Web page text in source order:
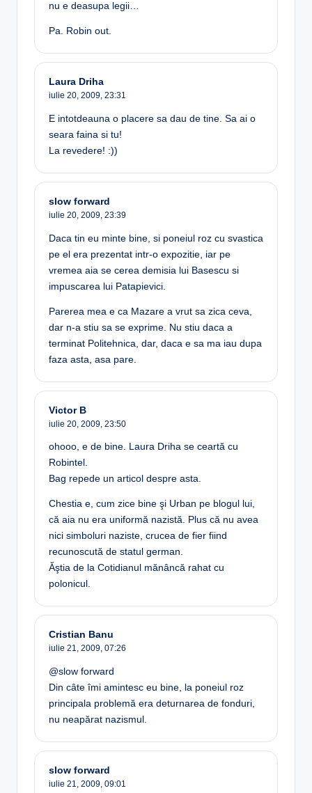
nu e deasupa legii…
Pa. Robin out.
Laura Driha
iulie 20, 2009, 23:31
E intotdeauna o placere sa dau de tine. Sa ai o
seara faina si tu!
La revedere! :))
slow forward
iulie 20, 2009, 23:39
Daca tin eu minte bine, si poneiul roz cu svastica
pe el era prezentat intr-o expozitie, iar pe
vremea aia se cerea demisia lui Basescu si
impuscarea lui Patapievici.
Parerea mea e ca Mazare a vrut sa zica ceva,
dar n-a stiu sa se exprime. Nu stiu daca a
terminat Politehnica, dar, daca e sa ma iau dupa
faza asta, asa pare.
Victor B
iulie 20, 2009, 23:50
ohooo, e de bine. Laura Driha se ceartă cu
Robintel.
Bag repede un articol despre asta.
Chestia e, cum zice bine şi Urban pe blogul lui,
că aia nu era uniformă nazistă. Plus că nu avea
nici simboluri naziste, crucea de fier fiind
recunoscută de statul german.
Ăştia de la Cotidianul mănâncă rahat cu
polonicul.
Cristian Banu
iulie 21, 2009, 07:26
@slow forward
Din câte îmi amintesc eu bine, la poneiul roz
principala problemă era deturnarea de fonduri,
nu neapărat nazismul.
slow forward
iulie 21, 2009, 09:01